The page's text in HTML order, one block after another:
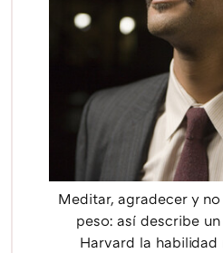
Meditar, agradecer y
peso: así describe
Harvard la habilidad